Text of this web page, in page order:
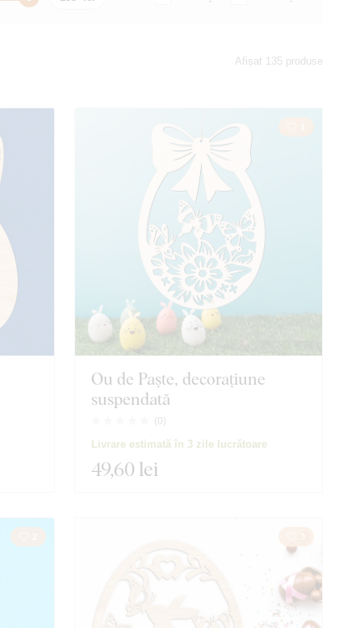
Față
Portret
Afișat 135 produse
Ou de Paște, decorațiune
suspendată
( 0)
Livrare estimată în 3 zile lucrătoare
49,60 lei